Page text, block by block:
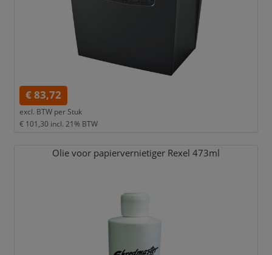
€ 83,72
excl. BTW per Stuk
€ 101,30 incl. 21% BTW
Olie voor papiervernietiger Rexel 473ml